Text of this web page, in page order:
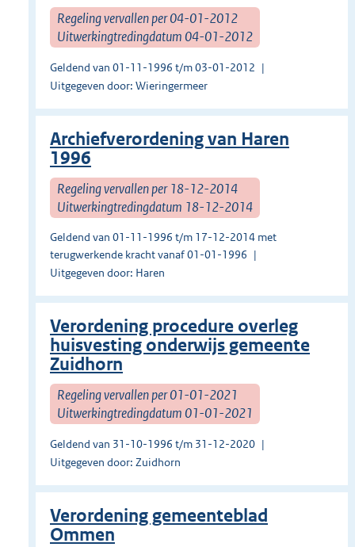
Regeling vervallen per 04-01-2012
Uitwerkingtredingdatum 04-01-2012
Geldend van 01-11-1996 t/m 03-01-2012
Uitgegeven door: Wieringermeer
Archiefverordening van Haren
1996
Regeling vervallen per 18-12-2014
Uitwerkingtredingdatum 18-12-2014
Geldend van 01-11-1996 t/m 17-12-2014 met
terugwerkende kracht vanaf 01-01-1996
Uitgegeven door: Haren
Verordening procedure overleg
huisvesting onderwijs gemeente
Zuidhorn
Regeling vervallen per 01-01-2021
Uitwerkingtredingdatum 01-01-2021
Geldend van 31-10-1996 t/m 31-12-2020
Uitgegeven door: Zuidhorn
Verordening gemeenteblad
Ommen